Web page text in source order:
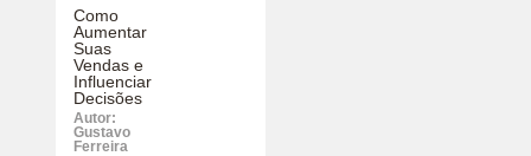
Como
Aumentar
Suas
Vendas e
Influenciar
Decisões
Autor:
Gustavo
Ferreira